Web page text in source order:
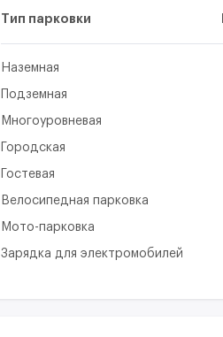
Тип парковки
Наземная
Подземная
Многоуровневая
Городская
Гостевая
Велосипедная парковка
Мото-парковка
Зарядка для электромобилей